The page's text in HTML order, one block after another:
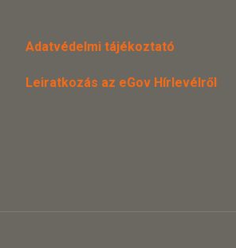
Adatvédelmi tájékoztató
Leiratkozás az eGov Hírlevélről